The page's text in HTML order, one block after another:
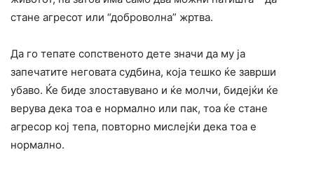
стане агресот или “доброволна” жртва.
Да го тепате сопственото дете значи да му ја
запечатите неговата судбина, која тешко ќе заврши
убаво. Ќе биде злоставувано и ќе молчи, бидејќи ќе
верува дека тоа е нормално или пак, тоа ќе стане
агресор кој тепа, повторно мислејќи дека тоа е
нормално.